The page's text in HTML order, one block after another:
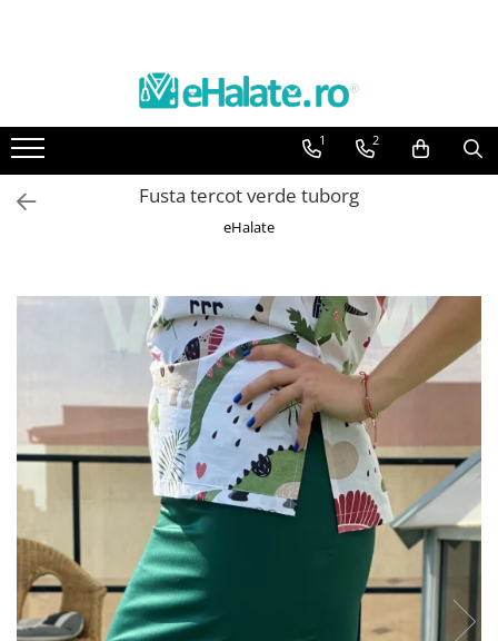
Toate Produsele
Bluze Unisex
Costume Unisex
Bluze medicale uni
Halate Bianca
Bluze Maria
Halate medicale femei
Halate medicale barbati
Halate medicale P2 cu fluturas
Halate medicale cu nasturi
Halate medicale cu fermoar
1 2
Fusta tercot verde tuborg
eHalate